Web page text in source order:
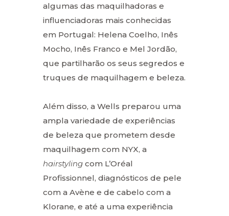
algumas das maquilhadoras e
influenciadoras mais conhecidas
em Portugal: Helena Coelho, Inês
Mocho, Inês Franco e Mel Jordão,
que partilharão os seus segredos e
truques de maquilhagem e beleza.
Além disso, a Wells preparou uma
ampla variedade de experiências
de beleza que prometem desde
maquilhagem com NYX, a
hairstyling com L’Oréal
Profissionnel, diagnósticos de pele
com a Avène e de cabelo com a
Klorane, e até a uma experiência